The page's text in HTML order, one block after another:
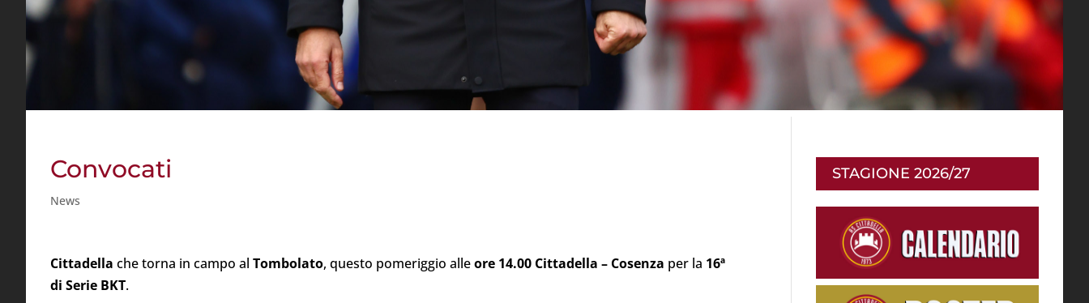
Convocati
News
Cittadella che torna in campo al Tombolato, questo pomeriggio alleore 14.00 Cittadella – Cosenza per la 16ª
di Serie BKT.
STAGIONE 2026/27